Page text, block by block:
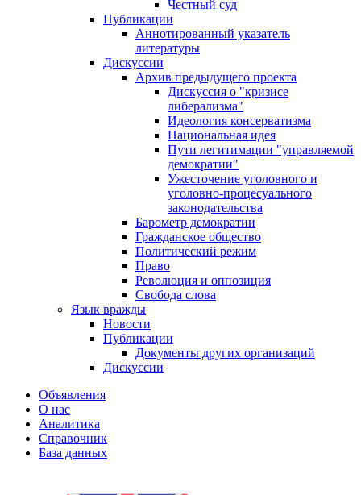
Честный суд
Публикации
Аннотированный указатель
литературы
Дискуссии
Архив предыдущего проекта
Дискуссия о "кризисе
либерализма"
Идеология консерватизма
Национальная идея
Пути легитимации "управляемой
демократии"
Ужесточение уголовного и
уголовно-процесуального
законодательства
Барометр демократии
Гражданское общество
Политический режим
Право
Революция и оппозиция
Свобода слова
Язык вражды
Новости
Публикации
Документы других организаций
Дискуссии
Объявления
О нас
Аналитика
Справочник
База данных